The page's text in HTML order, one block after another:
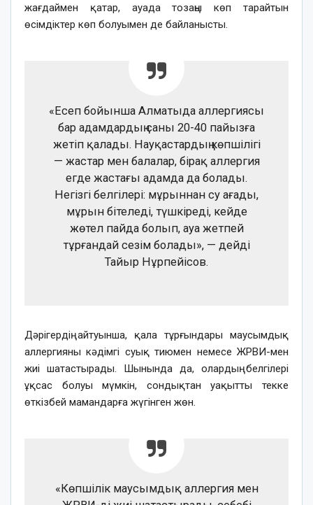
жағдаймен қатар, ауада тозаңы көп тарайтын
өсімдіктер көп болуымен де байланысты.
«Есеп бойынша Алматыда аллергиясы
бар адамдардың саны 20-40 пайызға
жетіп қалады. Науқастардың көпшілігі
— жастар мен балалар, бірақ аллергия
егде жастағы адамда да болады.
Негізгі белгілері: мұрыннан су ағады,
мұрын бітеледі, түшкіреді, кейде
жөтел пайда болып, ауа жетпей
тұрғандай сезім болады», — дейді
Тайыр Нұрпейісов.
Дәрігердің айтуынша, қала тұрғындары маусымдық
аллергияны кәдімгі суық тиюмен немесе ЖРВИ-мен
жиі шатастырады. Шынында да, олардың белгілері
ұқсас болуы мүмкін, сондықтан уақытты текке
өткізбей мамандарға жүгінген жөн.
«Көпшілік маусымдық аллергия мен